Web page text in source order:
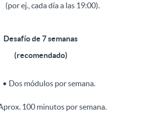
(por ej., cada día a las 19:00).
Desafío de 7 semanas
(recomendado)
Dos módulos por semana.
100 minutos por semana.